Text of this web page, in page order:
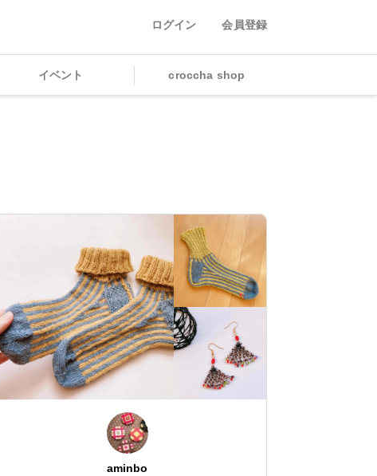
ログイン 会員登録
イベント croccha shop
aminbo